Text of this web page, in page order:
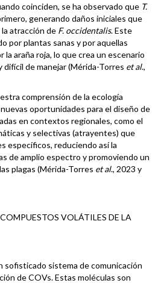
coinciden, se ha observado que T.
generando daños iniciales que
atracción de F. occidentalis. Este
por plantas sanas y por aquellas
araña roja, lo que crea un escenario
de manejar (Mérida-Torres et al.,
comprensión de la ecología
oportunidades para el diseño de
en contextos regionales, como el
y selectivas (atrayentes) que
específicos, reduciendo así la
de amplio espectro y promoviendo un
plagas (Mérida-Torres et al., 2023 y
VOLÁTILES DE LA
sofisticado sistema de comunicación
de COVs. Estas moléculas son